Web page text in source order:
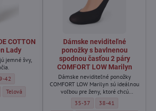
COTTON
Lady
jemné švy,
COTTON 6N A'2 Golden Lady - Veľkosť:
SALVAPIEDE COTTON 6N A'2 Golden Lady - Veľkosť:
42
COTTON 6N A'2 Golden Lady - Farba:
COTTON 6N A'2 Golden Lady - Farba:
Ťapky SALVAPIEDE COTTON 6N A'2 Golden Lady - Farba:
Telová
Dámske neviditeľné
ponožky s bavlnenou
spodnou časťou 2 páry
COMFORT LOW Marilyn
Dámske neviditeľné ponožky
COMFORT LOW Marilyn sú ideálnou
voľbou pre ženy, ktoré chcú
vzhľad v topánkach.
Dámske neviditeľné ponožky s
35-37 Dámske neviditeľné
38-41